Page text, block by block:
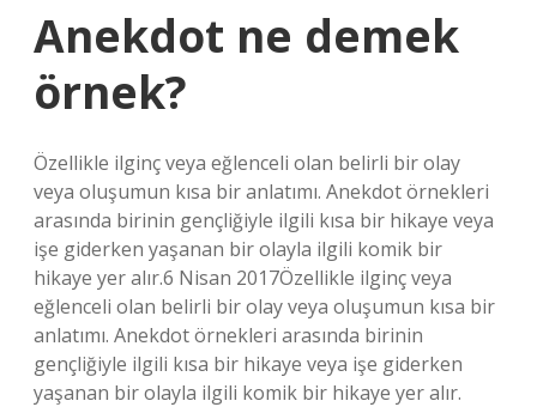
Anekdot ne demek
örnek?
Özellikle ilginç veya eğlenceli olan belirli bir olay
veya oluşumun kısa bir anlatımı. Anekdot örnekleri
arasında birinin gençliğiyle ilgili kısa bir hikaye veya
işe giderken yaşanan bir olayla ilgili komik bir
hikaye yer alır.6 Nisan 2017Özellikle ilginç veya
eğlenceli olan belirli bir olay veya oluşumun kısa bir
anlatımı. Anekdot örnekleri arasında birinin
gençliğiyle ilgili kısa bir hikaye veya işe giderken
yaşanan bir olayla ilgili komik bir hikaye yer alır.